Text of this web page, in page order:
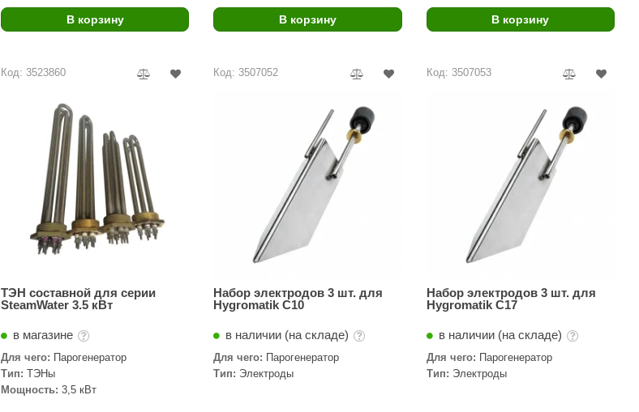
В корзину В корзину В корзину
Код: 3523860
ТЭН составной для серии
SteamWater 3.5 кВт
в магазине
Для чего: Парогенератор
Тип: ТЭНы
Мощность: 3,5 кВт
Код: 3507052
Набор электродов 3 шт. для
Hygromatik C10
в наличии (на складе)
Для чего: Парогенератор
Тип: Электроды
Код: 3507053
Набор электродов 3 шт. для
Hygromatik C17
в наличии (на складе)
Для чего: Парогенератор
Тип: Электроды